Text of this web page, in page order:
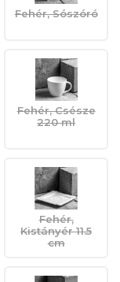
Fehér, Sószóró
Fehér, Csésze
220 ml
Fehér,
Kistányér 11.5
cm